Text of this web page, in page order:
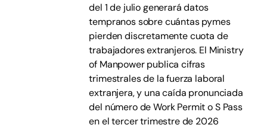
del 1 de julio generará datos
tempranos sobre cuántas pymes
pierden discretamente cuota de
trabajadores extranjeros. El Ministry
of Manpower publica cifras
trimestrales de la fuerza laboral
extranjera, y una caída pronunciada
del número de Work Permit o S Pass
en el tercer trimestre de 2026